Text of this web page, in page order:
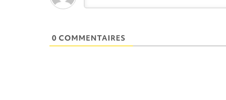
0 COMMENTAIRES